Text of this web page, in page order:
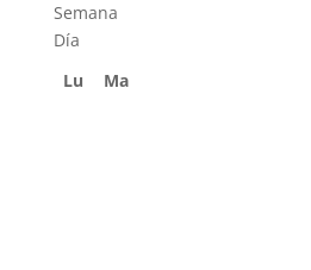
Semana
Día
Lu
Ma